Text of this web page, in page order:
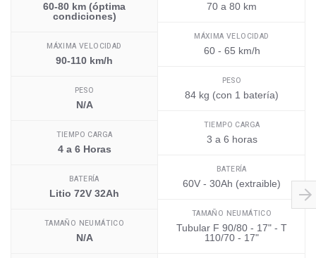
60-80 km (óptima
condiciones)
MÁXIMA VELOCIDAD
90-110 km/h
PESO
N/A
TIEMPO CARGA
4 a 6 Horas
BATERÍA
Litio 72V 32Ah
TAMAÑO NEUMÁTICO
N/A
70 a 80 km
MÁXIMA VELOCIDAD
60 - 65 km/h
PESO
84 kg (con 1 batería)
TIEMPO CARGA
3 a 6 horas
BATERÍA
60V - 30Ah (extraible)
TAMAÑO NEUMÁTICO
Tubular F 90/80 - 17" - T
110/70 - 17"